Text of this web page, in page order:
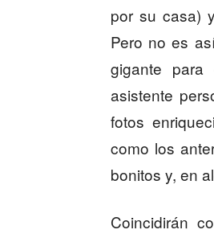
por su casa)
Pero no es
gigante para
asistente
fotos
como los
bonitos y, en
Coincidirán